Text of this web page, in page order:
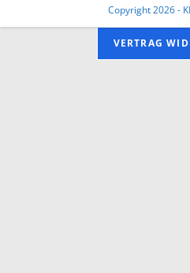
Copyright 2026 -
VERTRAG